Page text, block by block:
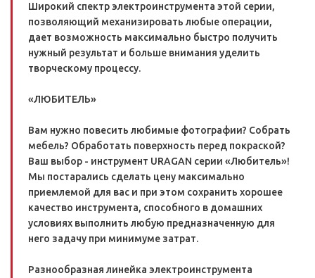
Широкий спектр электроинструмента этой серии,
позволяющий механизировать любые операции,
дает возможность максимально быстро получить
нужный результат и больше внимания уделить
творческому процессу.
«ЛЮБИТЕЛЬ»
Вам нужно повесить любимые фотографии? Собрать
мебель? Обработать поверхность перед покраской?
Ваш выбор - инструмент URAGAN серии «Любитель»!
Мы постарались сделать цену максимально
приемлемой для вас и при этом сохранить хорошее
качество инструмента, способного в домашних
условиях выполнить любую предназначенную для
него задачу при минимуме затрат.
Разнообразная линейка электроинструмента